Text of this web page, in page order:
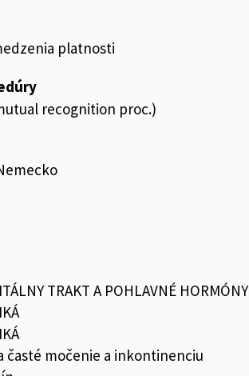
platnosti
recognition proc.)
TRAKT A POHLAVNÉ HORMÓNY
časté močenie a inkontinenciu